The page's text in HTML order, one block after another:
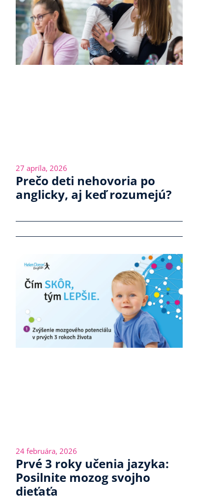
27 apríla, 2026
Prečo deti nehovoria po
anglicky, aj keď rozumejú?
24 februára, 2026
Prvé 3 roky učenia jazyka:
Posilnite mozog svojho
dieťaťa